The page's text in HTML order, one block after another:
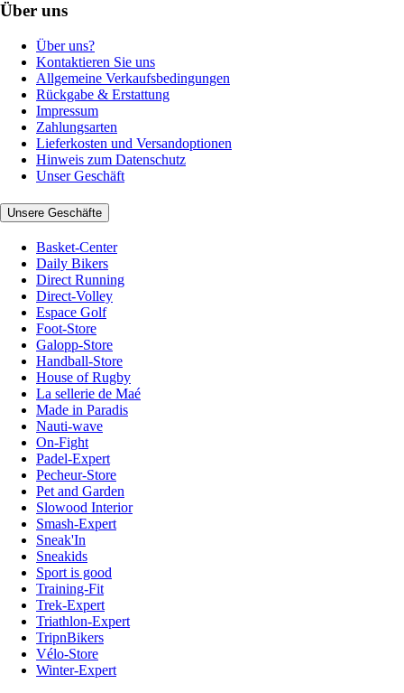
Über uns
Über uns?
Kontaktieren Sie uns
Allgemeine Verkaufsbedingungen
Rückgabe & Erstattung
Impressum
Zahlungsarten
Lieferkosten und Versandoptionen
Hinweis zum Datenschutz
Unser Geschäft
Unsere Geschäfte
Basket-Center
Daily Bikers
Direct Running
Direct-Volley
Espace Golf
Foot-Store
Galopp-Store
Handball-Store
House of Rugby
La sellerie de Maé
Made in Paradis
Nauti-wave
On-Fight
Padel-Expert
Pecheur-Store
Pet and Garden
Slowood Interior
Smash-Expert
Sneak'In
Sneakids
Sport is good
Training-Fit
Trek-Expert
Triathlon-Expert
TripnBikers
Vélo-Store
Winter-Expert